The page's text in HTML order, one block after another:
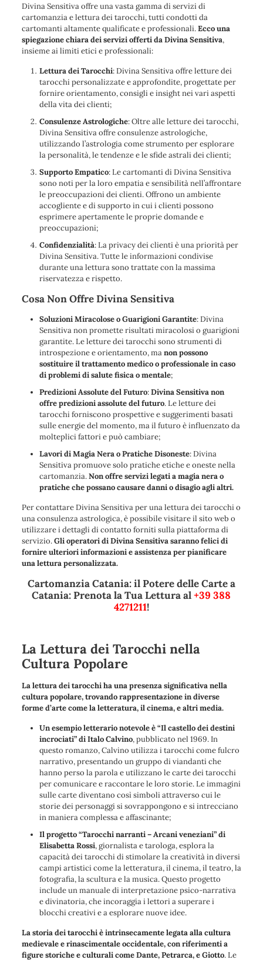
Divina Sensitiva offre una vasta gamma di servizi di
cartomanzia e lettura dei tarocchi, tutti condotti da
cartomanti altamente qualificate e professionali.Ecco una
spiegazione chiara dei servizi offerti da Divina Sensitiva,
insieme ai limiti etici e professionali:
Lettura dei Tarocchi: Divina Sensitiva offre letture dei
tarocchi personalizzate e approfondite, progettate per
fornire orientamento, consigli e insight nei vari aspetti
della vita dei clienti;
Consulenze Astrologiche: Oltre alle letture dei tarocchi,
Divina Sensitiva offre consulenze astrologiche,
utilizzando l’astrologia come strumento per esplorare
la personalità, le tendenze e le sfide astrali dei clienti;
Supporto Empatico: Le cartomanti di Divina Sensitiva
sono noti per la loro empatia e sensibilità nell’affrontare
le preoccupazioni dei clienti. Offrono un ambiente
accogliente e di supporto in cui i clienti possono
esprimere apertamente le proprie domande e
preoccupazioni;
Confidenzialità: La privacy dei clienti è una priorità per
Divina Sensitiva. Tutte le informazioni condivise
durante una lettura sono trattate con la massima
riservatezza e rispetto.
Cosa Non Offre Divina Sensitiva
Soluzioni Miracolose o Guarigioni Garantite: Divina
Sensitiva non promette risultati miracolosi o guarigioni
garantite. Le letture dei tarocchi sono strumenti di
introspezione e orientamento, manon possono
sostituire il trattamento medico o professionale in caso
di problemi di salute fisica o mentale;
Predizioni Assolute del Futuro:Divina Sensitiva non
offre predizioni assolute del futuro. Le letture dei
tarocchi forniscono prospettive e suggerimenti basati
sulle energie del momento, ma il futuro è influenzato da
molteplici fattori e può cambiare;
Lavori di Magia Nera o Pratiche Disoneste: Divina
Sensitiva promuove solo pratiche etiche e oneste nella
cartomanzia.Non offre servizi legati a magia nera o
pratiche che possano causare danni o disagio agli altri.
Per contattare Divina Sensitiva per una lettura dei tarocchi o
una consulenza astrologica, è possibile visitare il sito web o
utilizzare i dettagli di contatto forniti sulla piattaforma di
servizio.Gli operatori di Divina Sensitiva saranno felici di
fornire ulteriori informazioni e assistenza per pianificare
una lettura personalizzata.
Cartomanzia Catania: il Potere delle Carte a
Catania: Prenota la Tua Lettura al+39 388
4271211!
La Lettura dei Tarocchi nella
Cultura Popolare
La lettura dei tarocchi ha una presenza significativa nella
cultura popolare, trovando rappresentazione in diverse
forme d’arte come la letteratura, il cinema, e altri media.
Un esempio letterario notevole è “Il castello dei destini
incrociati” di Italo Calvino, pubblicato nel 1969. In
questo romanzo, Calvino utilizza i tarocchi come fulcro
narrativo, presentando un gruppo di viandanti che
hanno perso la parola e utilizzano le carte dei tarocchi
per comunicare e raccontare le loro storie. Le immagini
sulle carte diventano così simboli attraverso cui le
storie dei personaggi si sovrappongono e si intrecciano
in maniera complessa e affascinante;
Il progetto “Tarocchi narranti – Arcani veneziani” di
Elisabetta Rossi, giornalista e tarologa, esplora la
capacità dei tarocchi di stimolare la creatività in diversi
campi artistici come la letteratura, il cinema, il teatro, la
fotografia, la scultura e la musica. Questo progetto
include un manuale di interpretazione psico-narrativa
e divinatoria, che incoraggia i lettori a superare i
blocchi creativi e a esplorare nuove idee.
La storia dei tarocchi è intrinsecamente legata alla cultura
medievale e rinascimentale occidentale, con riferimenti a
figure storiche e culturali come Dante, Petrarca, e Giotto. Le